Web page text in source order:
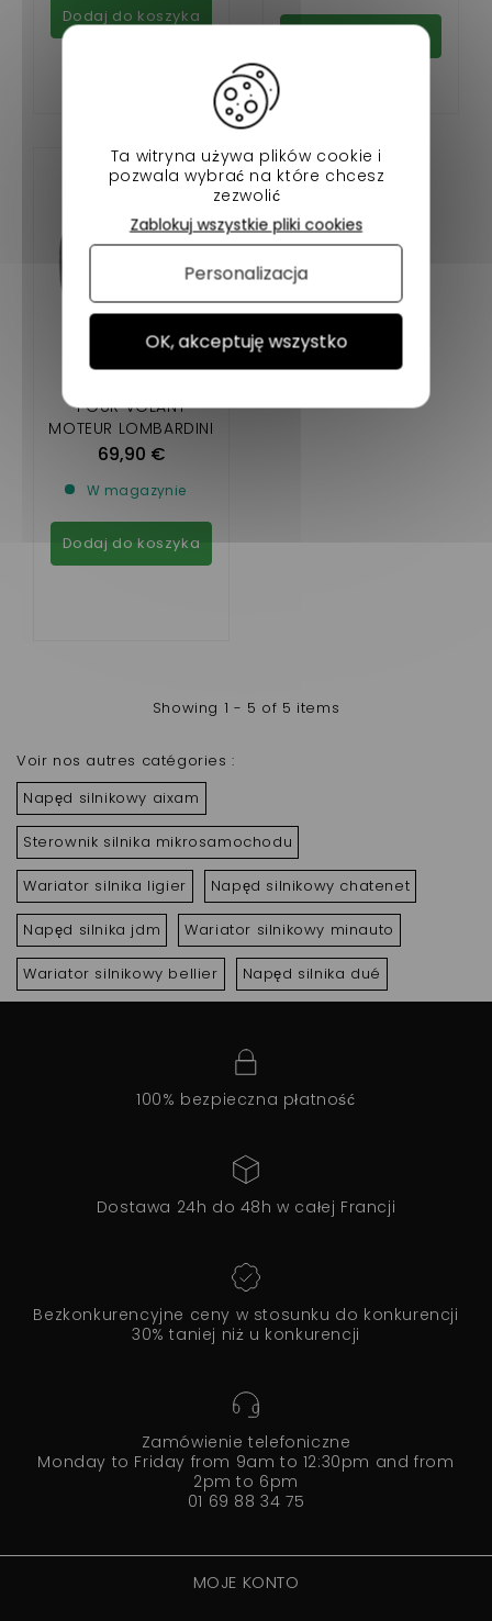
Dodaj do koszyka
Dodaj do koszyka
POUR VOLANT
MOTEUR LOMBARDINI
DCI 442/492
69,90 €
W magazynie
Dodaj do koszyka
Showing 1 - 5 of 5 items
Voir nos autres catégories :
Napęd silnikowy aixam
Sterownik silnika mikrosamochodu
Wariator silnika ligier Napęd silnikowy chatenet
Napęd silnika jdm Wariator silnikowy minauto
Wariator silnikowy bellier Napęd silnika dué
100% bezpieczna płatność
Dostawa 24h do 48h w całej Francji
Bezkonkurencyjne ceny w stosunku do konkurencji
30% taniej niż u konkurencji
Zamówienie telefoniczne
Monday to Friday from 9am to 12:30pm and from
2pm to 6pm
01 69 88 34 75
MOJE KONTO
Ta witryna używa plików cookie i
pozwala wybrać na które chcesz
zezwolić
OK, akceptuję wszystko
Zablokuj wszystkie pliki cookies
Personalizacja